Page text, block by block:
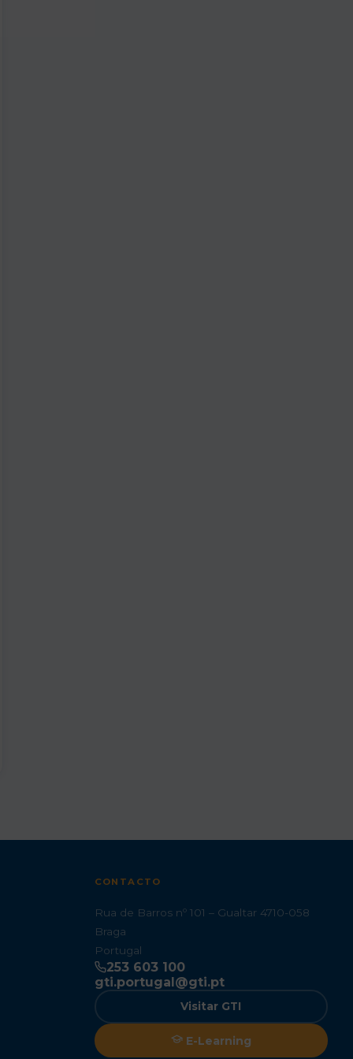
CONTACTO
Rua de Barros nº 101 – Gualtar 4710-058
Braga
Portugal
253 603 100
gti.portugal@gti.pt
Visitar GTI
E-Learning